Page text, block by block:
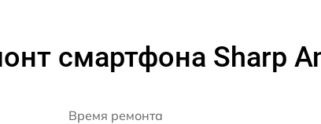
смартфона Sharp
Время ремонта